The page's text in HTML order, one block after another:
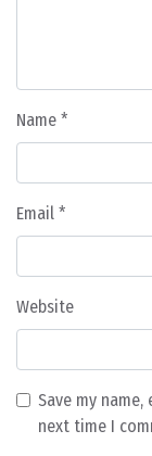
Name *
Email *
Website
Save my
next time I